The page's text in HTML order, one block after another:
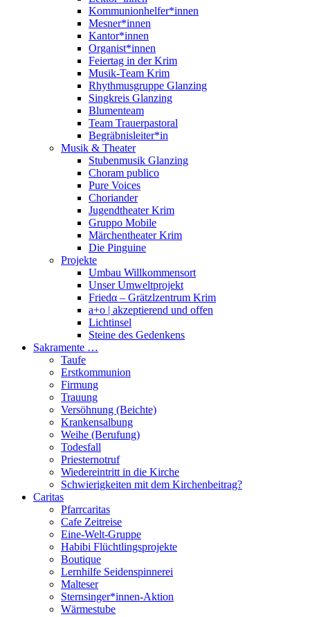
Kommunionhelfer*innen
Mesner*innen
Kantor*innen
Organist*innen
Feiertag in der Krim
Musik-Team Krim
Rhythmusgruppe Glanzing
Singkreis Glanzing
Blumenteam
Team Trauerpastoral
Begräbnisleiter*in
Musik & Theater
Stubenmusik Glanzing
Choram publico
Pure Voices
Choriander
Jugendtheater Krim
Gruppo Mobile
Märchentheater Krim
Die Pinguine
Projekte
Umbau Willkommensort
Unser Umweltprojekt
Friedα – Grätzlzentrum Krim
a+o | akzeptierend und offen
Lichtinsel
Steine des Gedenkens
Sakramente …
Taufe
Erstkommunion
Firmung
Trauung
Versöhnung (Beichte)
Krankensalbung
Weihe (Berufung)
Todesfall
Priesternotruf
Wiedereintritt in die Kirche
Schwierigkeiten mit dem Kirchenbeitrag?
Caritas
Pfarrcaritas
Cafe Zeitreise
Eine-Welt-Gruppe
Habibi Flüchtlingsprojekte
Boutique
Lernhilfe Seidenspinnerei
Malteser
Sternsinger*innen-Aktion
Wärmestube